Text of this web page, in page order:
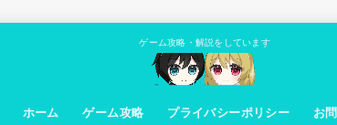
ゲーム攻略・解説をしています
ホーム ゲーム攻略 プライバシーポリシー お